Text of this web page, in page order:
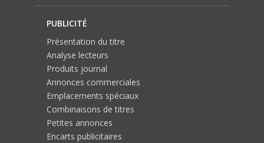
PUBLICITÉ
Présentation du titre
Analyse lecteurs
Produits journal
Annonces commerciales
Emplacements spéciaux
Combinaisons de titres
Petites annonces
Encarts publicitaires